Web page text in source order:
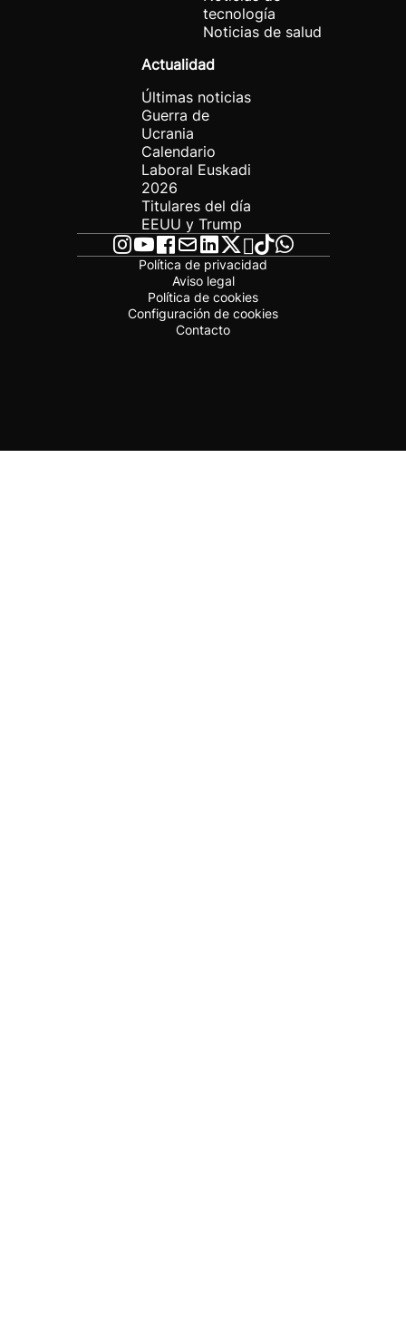
tecnología
Noticias de salud
Actualidad
Últimas noticias
Guerra de
Ucrania
Calendario
Laboral Euskadi
2026
Titulares del día
EEUU y Trump
Política de privacidad
Aviso legal
Política de cookies
Configuración de cookies
Contacto